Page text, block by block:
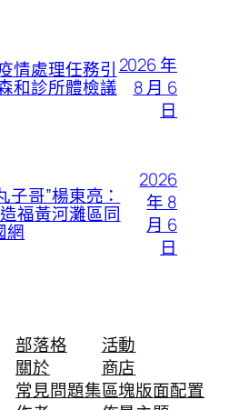
情處理任務引
和診所體檢議
2026 年
8 月 6
日
子哥”楊東亮：
福黃河灘區同
網
2026
年 8
月 6
日
部落格
關於
常見問題集
活動
商店
區塊版面配置